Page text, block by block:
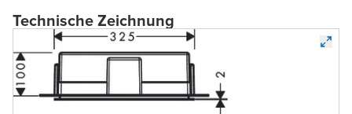
Technische Zeichnung